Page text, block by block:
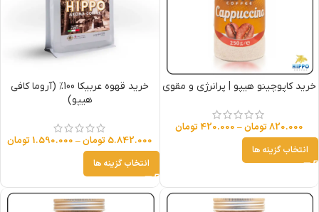
خرید کاپوچینو هیپو | پرانرژی و مقوی
820.000تومان–
420.000 تومان
انتخاب گزینه ها
خرید قهوه عربیکا 100% (آروما کافی
هیپو)
5.842.000 تومان–
1.590.000 تومان
انتخاب گزینه ها